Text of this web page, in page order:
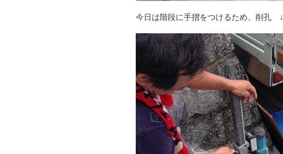
今日は階段に手摺をつけるため、削孔 ↓